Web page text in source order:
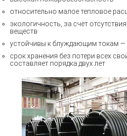
относительно малое тепловое
экологичность, за счёт
веществ
устойчивы к блуждающим токам —
срок хранения без потери всех
составляет порядка двух лет